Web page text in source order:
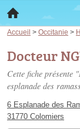
Accueil > Occitanie >
Docteur
Cette fiche présente
esplanade des
6 Esplanade des
31770 Colomiers